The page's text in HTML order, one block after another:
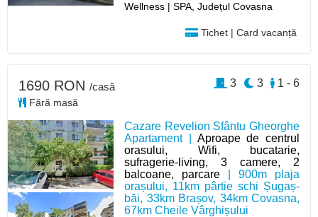
Wellness | SPA, Județul Covasna
Tichet | Card vacanță
Cazare Revelion Sfântu Gheorghe
Apartament | Aproape de centrul
orasului, Wifi, bucatarie,
sufragerie-living, 3 camere, 2
balcoane, parcare | 900m plaja
orașului, 11km pârtie schi Șugaș-
băi, 33km Brașov, 34km Covasna,
67km Cheile Vârghișului
1690 RON /casă
Fără masă
1 - 6
3
3